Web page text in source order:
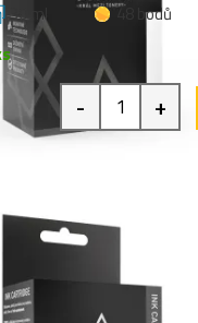
30 ml
48 bodů
- +